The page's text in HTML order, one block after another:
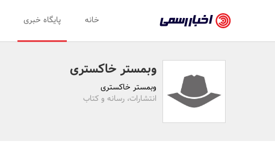
رسمی
اخبار
تایید
خانه پایگاه خبری
وبمستر خاکستری
وبمستر خاکستری
انتشارات، رسانه و کتاب